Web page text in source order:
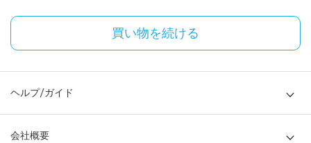
買い物を続ける
ヘルプ/ガイド
会社概要